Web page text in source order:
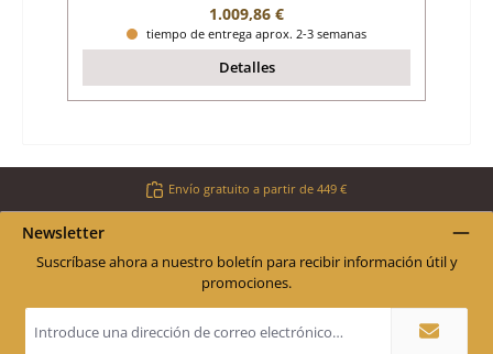
Precio normal:
1.009,86 €
tiempo de entrega aprox. 2-3 semanas
Detalles
Envío gratuito a partir de 449 €
Newsletter
Suscríbase ahora a nuestro boletín para recibir información útil y
promociones.
Dirección
de